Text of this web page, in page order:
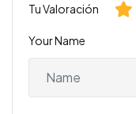
Tu Valoración
Your Name